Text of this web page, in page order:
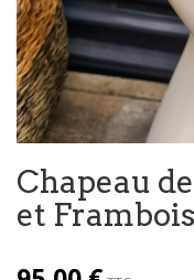
Chapeau
et